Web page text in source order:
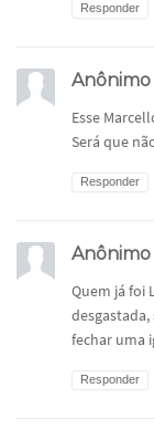
Responder
Anônimo
Esse
Será que
Responder
Anônimo
Quem já foi
fechar uma
Responder